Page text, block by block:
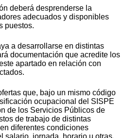
deberá desprenderse la
adecuados y disponibles
puestos.
a desarrollarse en distintas
documentación que acredite los
apartado en relación con
que, bajo un mismo código
ocupacional del SISPE
de los Servicios Públicos de
de trabajo de distintas
diferentes condiciones
salario, jornada, horario u otras,